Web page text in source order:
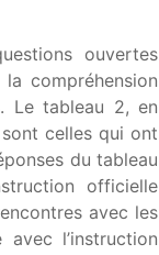
ouvertes
compréhension
Le tableau 2, en
celles qui ont
du tableau
officielle
avec les
l’instruction